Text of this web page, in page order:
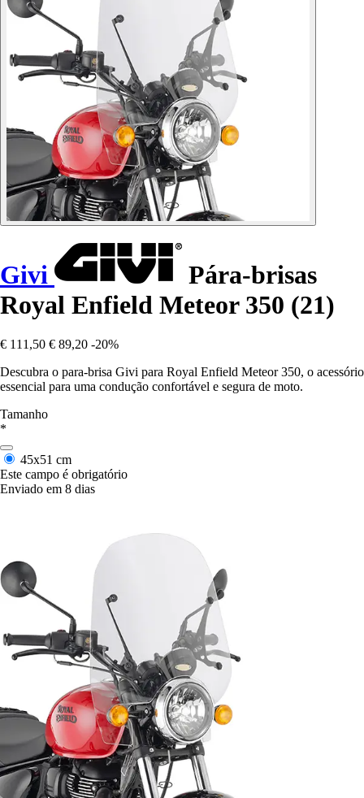
Givi
Pára-brisas
Royal Enfield Meteor 350 (21)
€ 111,50 € 89,20 -20%
Descubra o para-brisa Givi para Royal Enfield Meteor 350, o acessório
essencial para uma condução confortável e segura de moto.
Tamanho
*
45x51 cm
Este campo é obrigatório
Enviado em 8 dias